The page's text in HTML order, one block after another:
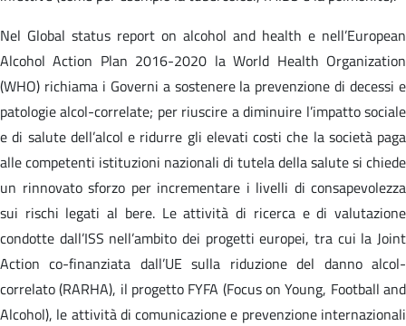
Nel Global status report on alcohol and health e nell’European
Alcohol Action Plan 2016-2020 la World Health Organization
(WHO) richiama i Governi a sostenere la prevenzione di decessi e
patologie alcol-correlate; per riuscire a diminuire l’impatto sociale
e di salute dell’alcol e ridurre gli elevati costi che la società paga
alle competenti istituzioni nazionali di tutela della salute si chiede
un rinnovato sforzo per incrementare i livelli di consapevolezza
sui rischi legati al bere. Le attività di ricerca e di valutazione
condotte dall’ISS nell’ambito dei progetti europei, tra cui la Joint
Action co-finanziata dall’UE sulla riduzione del danno alcol-
correlato (RARHA), il progetto FYFA (Focus on Young, Football and
Alcohol), le attività di comunicazione e prevenzione internazionali